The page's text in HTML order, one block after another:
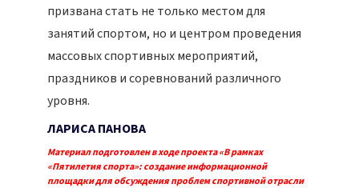
призвана стать не только местом для
занятий спортом, но и центром проведения
массовых спортивных мероприятий,
праздников и соревнований различного
уровня.
ЛАРИСА ПАНОВА
Материал подготовлен в ходе проекта «В рамках
«Пятилетия спорта»: создание информационной
площадки для обсуждения проблем спортивной отрасли